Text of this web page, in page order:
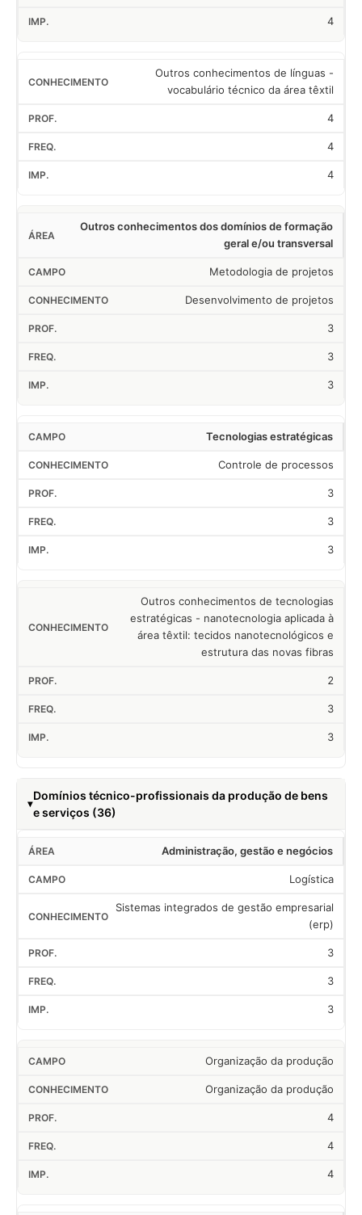
4
Outros conhecimentos de línguas -
vocabulário técnico da área têxtil
4
4
4
Outros conhecimentos dos domínios de formação
geral e/ou transversal
Metodologia de projetos
Desenvolvimento de projetos
3
3
3
Tecnologias estratégicas
Controle de processos
3
3
3
Outros conhecimentos de tecnologias
estratégicas - nanotecnologia aplicada à
área têxtil: tecidos nanotecnológicos e
estrutura das novas fibras
2
3
3
Domínios técnico-profissionais da produção de bens
e serviços (36)
Administração, gestão e negócios
Logística
Sistemas integrados de gestão empresarial
(erp)
3
3
3
Organização da produção
Organização da produção
4
4
4